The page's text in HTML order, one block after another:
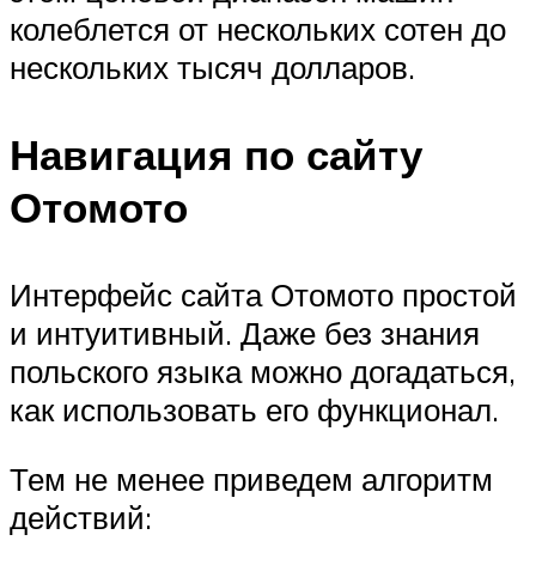
колеблется от нескольких сотен до
нескольких тысяч долларов.
Навигация по сайту
Отомото
Интерфейс сайта Отомото простой
и интуитивный. Даже без знания
польского языка можно догадаться,
как использовать его функционал.
Тем не менее приведем алгоритм
действий: